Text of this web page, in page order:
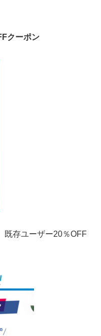
クーポン
既存ユーザー20％OFF